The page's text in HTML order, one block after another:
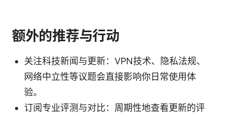
额外的推荐与行动
关注科技新闻与更新：VPN技术、隐私法规、
网络中立性等议题会直接影响你日常使用体
验。
订阅专业评测与对比：周期性地查看更新的评